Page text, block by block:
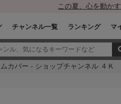
この夏、心を動か
チャンネル一覧 ランキング マ
カバー - ショップチャンネル ４Ｋ